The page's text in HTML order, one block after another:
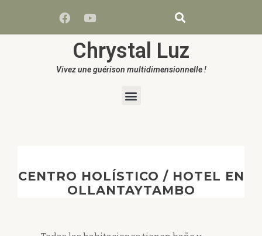
Chrystal Luz
Vivez une guérison multidimensionnelle !
CENTRO HOLÍSTICO / HOTEL EN
OLLANTAYTAMBO